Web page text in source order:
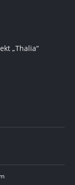
„Thalia“